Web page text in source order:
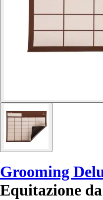
Grooming
Equitazione